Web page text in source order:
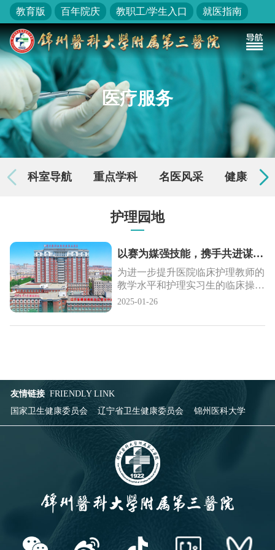
教育版 百年院庆 教职工/学生入口 就医指南
医疗服务
科室导航 重点学科 名医风采 健康检查
护理园地
以赛为媒强技能，携手共进谋新篇 | 锦医三院成功举办护理师生技能大赛
为进一步提升医院临床护理教师的
教学水平和护理实习生的临床操作
能力，营造夯基础、强技能、促提
教务部、护理部联合举办的2024-2
2025-01-26
友情链接FRIENDLY LINK
国家卫生健康委员会
辽宁省卫生健康委员会 锦州医科大学